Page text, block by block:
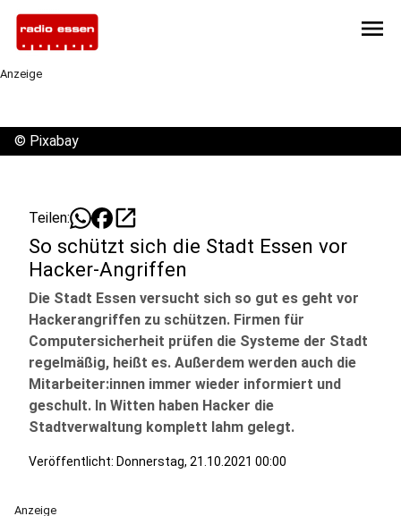
menu
Anzeige
© Pixabay
Teilen: open_in_new
So schützt sich die Stadt Essen vor
Hacker-Angriffen
Die Stadt Essen versucht sich so gut es geht vor
Hackerangriffen zu schützen. Firmen für
Computersicherheit prüfen die Systeme der Stadt
regelmäßig, heißt es. Außerdem werden auch die
Mitarbeiter:innen immer wieder informiert und
geschult. In Witten haben Hacker die
Stadtverwaltung komplett lahm gelegt.
Veröffentlicht: Donnerstag, 21.10.2021 00:00
Anzeige